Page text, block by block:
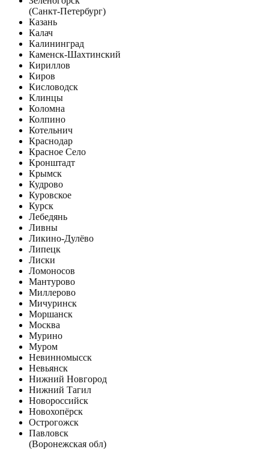
(Санкт-Петербург)
Казань
Калач
Калининград
Каменск-Шахтинский
Кириллов
Киров
Кисловодск
Клинцы
Коломна
Колпино
Котельнич
Краснодар
Красное Село
Кронштадт
Крымск
Кудрово
Куровское
Курск
Лебедянь
Ливны
Ликино-Дулёво
Липецк
Лиски
Ломоносов
Мантурово
Миллерово
Мичуринск
Моршанск
Москва
Мурино
Муром
Невинномысск
Невьянск
Нижний Новгород
Нижний Тагил
Новороссийск
Новохопёрск
Острогожск
Павловск
(Воронежская обл)